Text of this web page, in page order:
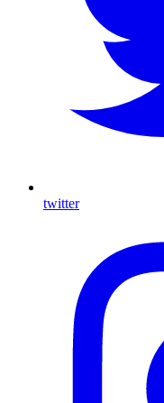
twitter